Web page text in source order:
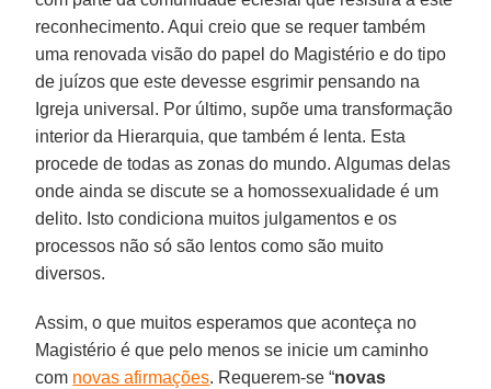
reconhecimento. Aqui creio que se requer também
uma renovada visão do papel do Magistério e do tipo
de juízos que este devesse esgrimir pensando na
Igreja universal. Por último, supõe uma transformação
interior da Hierarquia, que também é lenta. Esta
procede de todas as zonas do mundo. Algumas delas
onde ainda se discute se a homossexualidade é um
delito. Isto condiciona muitos julgamentos e os
processos não só são lentos como são muito
diversos.
Assim, o que muitos esperamos que aconteça no
Magistério é que pelo menos se inicie um caminho
com novas afirmações. Requerem-se “novas